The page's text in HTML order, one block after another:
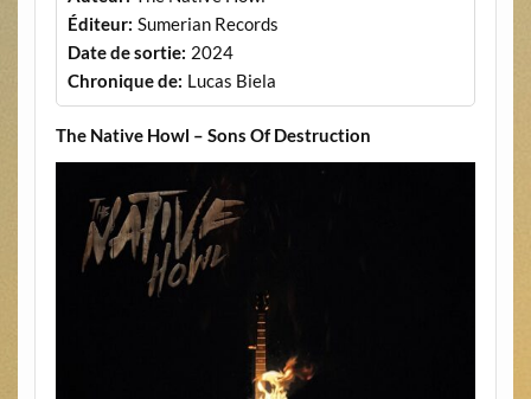
Éditeur: Sumerian Records
Date de sortie: 2024
Chronique de: Lucas Biela
The Native Howl – Sons Of Destruction